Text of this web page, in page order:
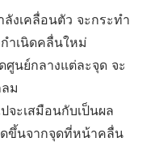
งเคลื่อนตัว จะกระทำ
ำเนิดคลื่นใหม่
นย์กลางแต่ละจุด จะ
ม
ะเสมือนกับเป็นผล
ขึ้นจากจุดที่หน้าคลื่น